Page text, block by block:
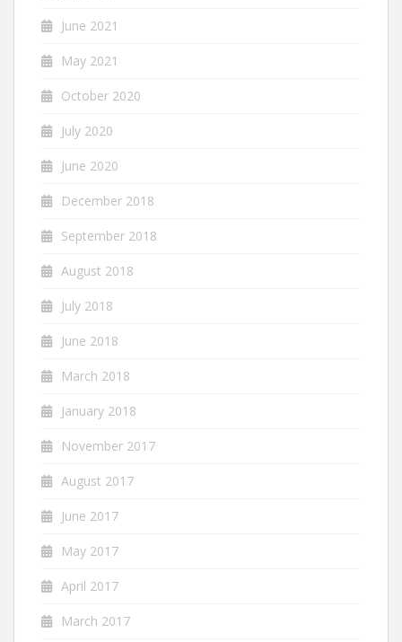
June 2021
May 2021
October 2020
July 2020
June 2020
December 2018
September 2018
August 2018
July 2018
June 2018
March 2018
January 2018
November 2017
August 2017
June 2017
May 2017
April 2017
March 2017